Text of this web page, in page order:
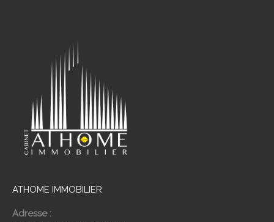
ATHOME IMMOBILIER
Adresse :